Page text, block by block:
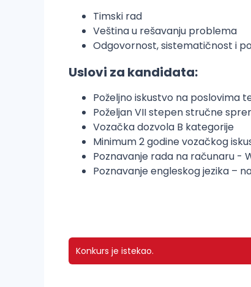
Timski rad
Veština u rešavanju problema
Odgovornost, sistematičnost i
Uslovi za kandidata:
Poželjno iskustvo na
Poželjan VII stepen stručne
Vozačka dozvola B kategorije
Minimum 2 godine vozačkog
Poznavanje rada na računaru -
Poznavanje engleskog jezika –
Konkurs je istekao.